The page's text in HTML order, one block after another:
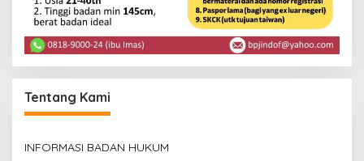
Tentang Kami
INFORMASI BADAN HUKUM